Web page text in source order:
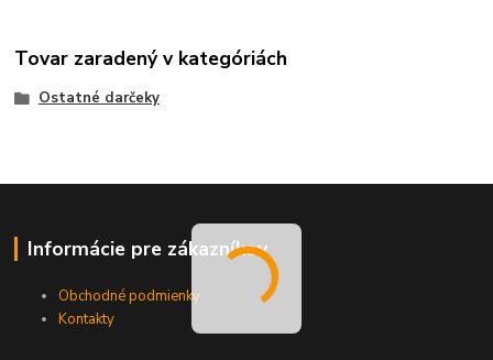
Tovar zaradený v kategóriách
Ostatné darčeky
Informácie pre zákazníkov
Obchodné podmienky
Kontakty